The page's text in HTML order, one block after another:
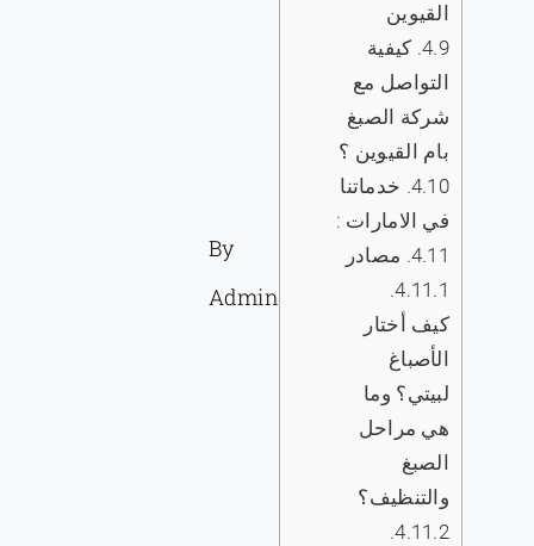
القيوين
4.9. كيفية
التواصل مع
شركة الصبغ
بام القيوين ؟
4.10. خدماتنا
في الامارات :
4.11. مصادر
4.11.1.
كيف أختار
الأصباغ
لبيتي؟ وما
هي مراحل
الصبغ
والتنظيف؟
4.11.2.
By
Admin